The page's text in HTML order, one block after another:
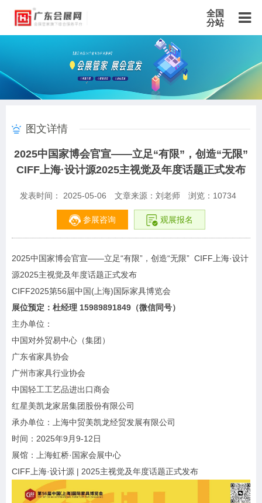
全国
分站
北京站 广东站 重庆站 天津站 江苏站
浙江站
安徽站
山东站 山西站 河南站 河北站
黑龙江站
甘肃站
新疆站
四川站
图文详情
2025中国家博会官宣——立足“有限”，创造“无限”
CIFF上海·设计源2025主视觉及年度话题正式发布
发表时间： 2025-05-06 文章来源：刘老师 浏览： 10734
参展咨询 观展报名
2025中国家博会官宣——立足“有限”，创造“无限” CIFF上海·设计
源2025主视觉及年度话题正式发布
CIFF2025第56届中国(上海)国际家具博览会
展位预定：杜经理 15989891849（微信同号）
主办单位：
中国对外贸易中心（集团）
广东省家具协会
广州市家具行业协会
中国轻工工艺品进出口商会
红星美凯龙家居集团股份有限公司
承办单位：上海中贸美凯龙经贸发展有限公司
时间：2025年9月9-12日
展馆：上海虹桥·国家会展中心
CIFF上海·设计源 | 2025主视觉及年度话题正式发布